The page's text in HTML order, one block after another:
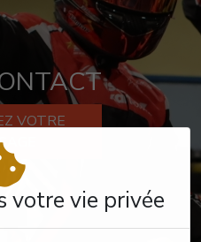
votre vie privée
VOTRE